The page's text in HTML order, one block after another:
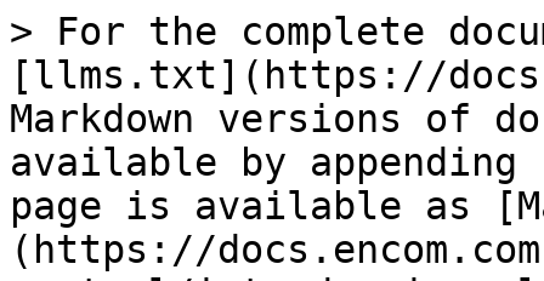
> For the complete
[llms.txt](https://
Markdown versions of
available by
page is available as
(https://